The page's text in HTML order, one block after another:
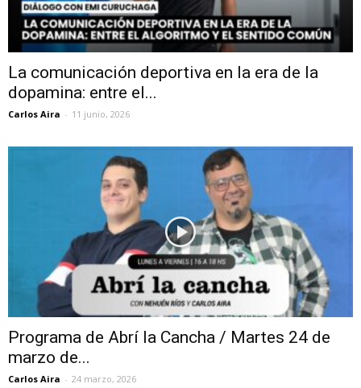
La comunicación deportiva en la era de la
dopamina: entre el...
Carlos Aira - 11 junio, 2026
Programa de Abrí la Cancha / Martes 24 de
marzo de...
Carlos Aira - 24 marzo, 2026